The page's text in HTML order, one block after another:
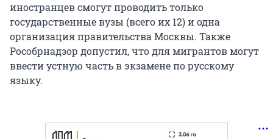
иностранцев смогут проводить только
государственные вузы (всего их 12) и одна
организация правительства Москвы. Также
Рособрнадзор допустил, что для мигрантов могут
ввести устную часть в экзамене по русскому
языку.